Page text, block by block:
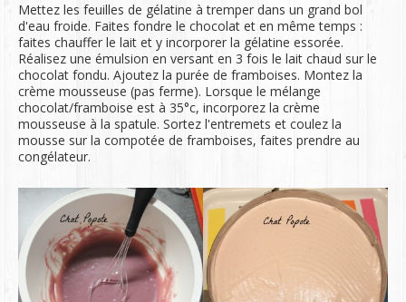
Mettez les feuilles de gélatine à tremper dans un grand bol
d'eau froide. Faites fondre le chocolat et en même temps :
faites chauffer le lait et y incorporer la gélatine essorée.
Réalisez une émulsion en versant en 3 fois le lait chaud sur le
chocolat fondu. Ajoutez la purée de framboises. Montez la
crème mousseuse (pas ferme). Lorsque le mélange
chocolat/framboise est à 35°c, incorporez la crème
mousseuse à la spatule. Sortez l'entremets et coulez la
mousse sur la compotée de framboises, faites prendre au
congélateur.